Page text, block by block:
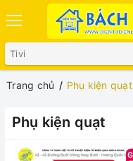
Trang chủ Phụ kiện quạt
Phụ kiện quạt